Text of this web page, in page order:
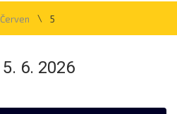
Červen \ 5
5. 6. 2026